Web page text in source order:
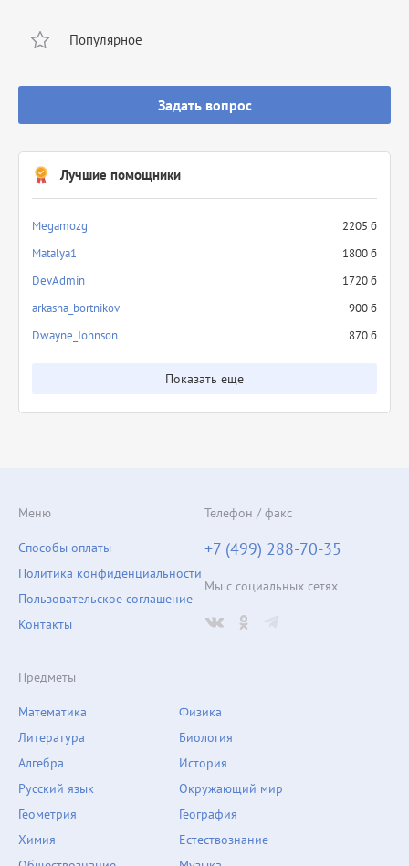
Популярное
Задать вопрос
Лучшие помощники
Megamozg
2205 б
Matalya1
1800 б
DevAdmin
1720 б
arkasha_bortnikov
900 б
Dwayne_Johnson
870 б
Показать еще
Предметы
Математика
Литература
Алгебра
Русский язык
Геометрия
Химия
Физика
Биология
История
Окружающий мир
География
Естествознание
Меню
Способы оплаты
Политика конфиденциальности
Пользовательское соглашение
Контакты
Телефон / факс
+7 (499) 288-70-35
Мы с социальных сетях